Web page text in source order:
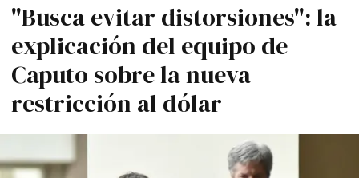
"Busca evitar distorsiones": la
explicación del equipo de
Caputo sobre la nueva
restricción al dólar